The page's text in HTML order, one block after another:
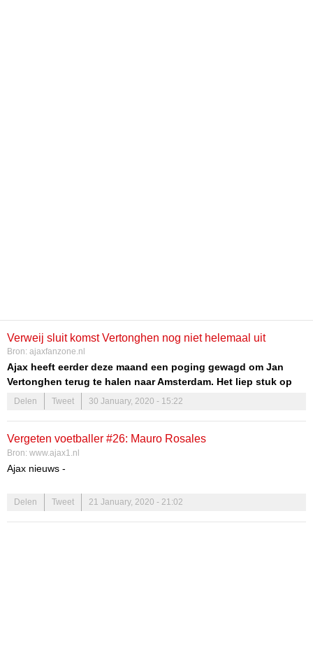
Verweij sluit komst Vertonghen nog niet helemaal uit
Bron: ajaxfanzone.nl
Ajax heeft eerder deze maand een poging gewagd om Jan
Vertonghen terug te halen naar Amsterdam. Het liep stuk op
de hoge salariseisen van de verdediger van Tottenham
Hotspur en de transfersom die de Spurs vroegen.
Delen Tweet 30 January, 2020 - 15:22
Vergeten voetballer #26: Mauro Rosales
Bron: www.ajax1.nl
Ajax nieuws -
De vergeten voetballer is een speler, die in dienst van Ajax is
geweest en die op ons supporters een onuitwisbare indruk heeft
gemaakt. Of een Ajax-voetballer waar wij goede en warme
Delen Tweet 21 January, 2020 - 21:02